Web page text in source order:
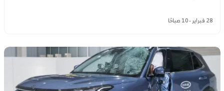
28 فبراير - 10 صباحًا